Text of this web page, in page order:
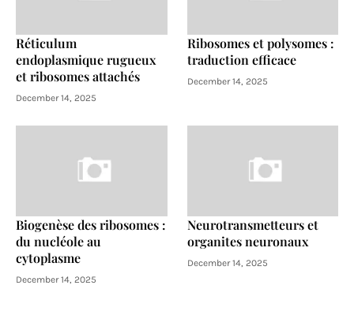
Réticulum
endoplasmique rugueux
et ribosomes attachés
December 14, 2025
Ribosomes et polysomes :
traduction efficace
December 14, 2025
Biogenèse des ribosomes :
du nucléole au
cytoplasme
December 14, 2025
Neurotransmetteurs et
organites neuronaux
December 14, 2025